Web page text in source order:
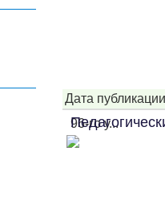
96-го у...
Дата